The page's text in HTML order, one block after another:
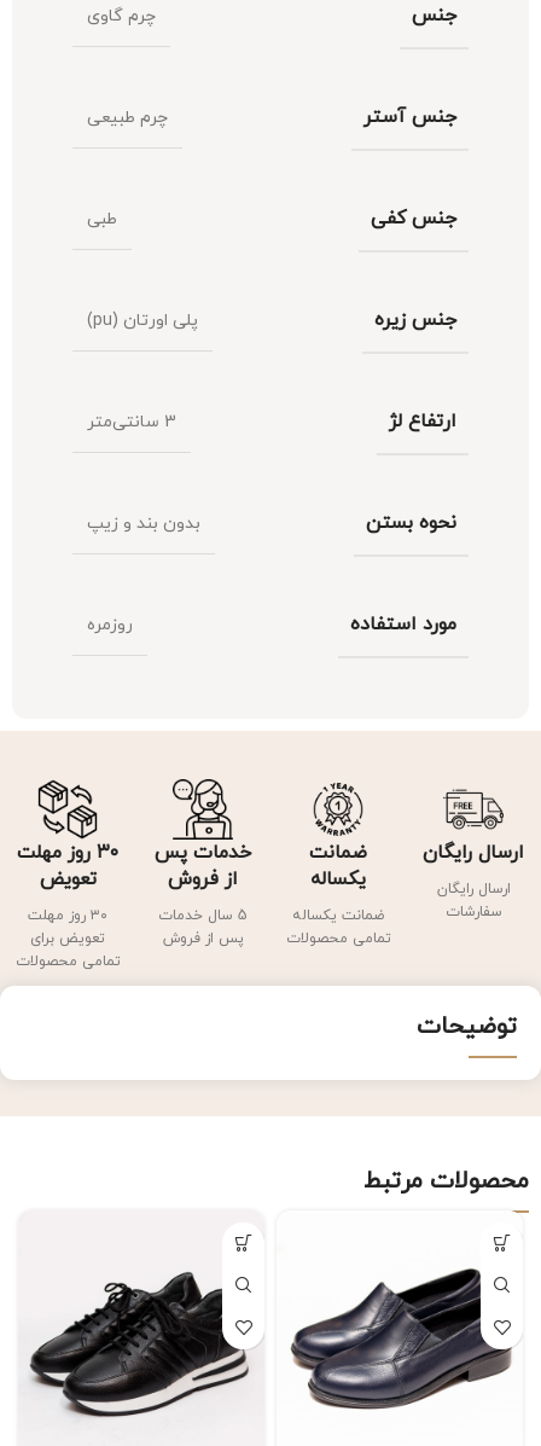
جنس چرم گاوی
جنس آستر چرم طبیعی
جنس کفی طبی
جنس زیره پلی اورتان (pu)
ارتفاع لژ 3 سانتی‌متر
نحوه بستن بدون بند و زیپ
مورد استفاده روزمره
ارسال رایگان
ارسال رایگان
سفارشات
ضمانت
یکساله
ضمانت یکساله
تمامی محصولات
خدمات پس
از فروش
5 سال خدمات
پس از فروش
۳۰ روز مهلت
تعویض
۳۰ روز مهلت
تعویض برای
تمامی محصولات
توضیحات
محصولات مرتبط